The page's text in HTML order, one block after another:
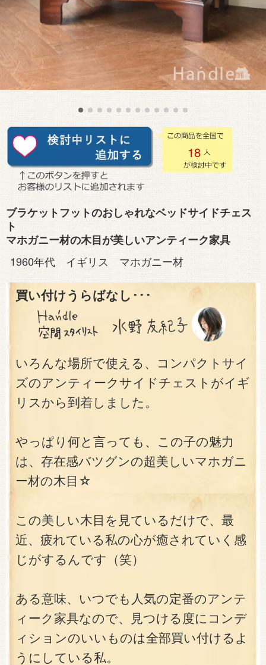
18
ブラケットフットのおしゃれなベッドサイドチェス
ト
マホガニー材の木目が美しいアンティーク家具
1960年代 イギリス マホガニー材
買い付けうらばなし･･･
いろんな場所で使える、コンパクトサイ
ズのアンティークサイドチェストがイギ
リスから到着しました。
やっぱり何と言っても、この子の魅力
は、存在感バツグンの超美しいマホガニ
ー材の木目☆
この美しい木目を見ているだけで、最
近、疲れている私の心が癒されていく感
じがするんです（笑）
ある意味、いつでも人気の定番のアンテ
ィーク家具なので、見つける度にコンデ
ィションのいいものは全部買い付けるよ
うにしている私。